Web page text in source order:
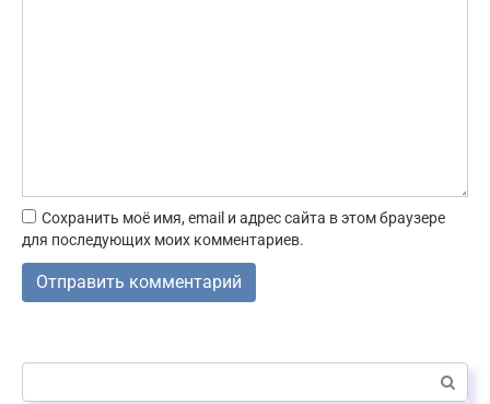
Сохранить моё имя, email и адрес сайта в этом браузере
для последующих моих комментариев.
Поиск: